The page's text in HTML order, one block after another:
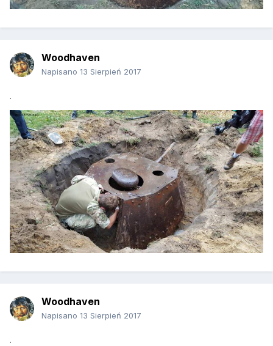
Woodhaven
Napisano 13 Sierpień 2017
.
Woodhaven
Napisano 13 Sierpień 2017
.